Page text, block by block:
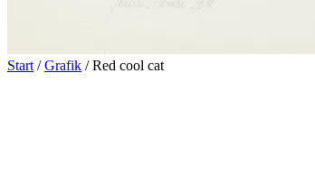
Start /Grafik / Red cool cat